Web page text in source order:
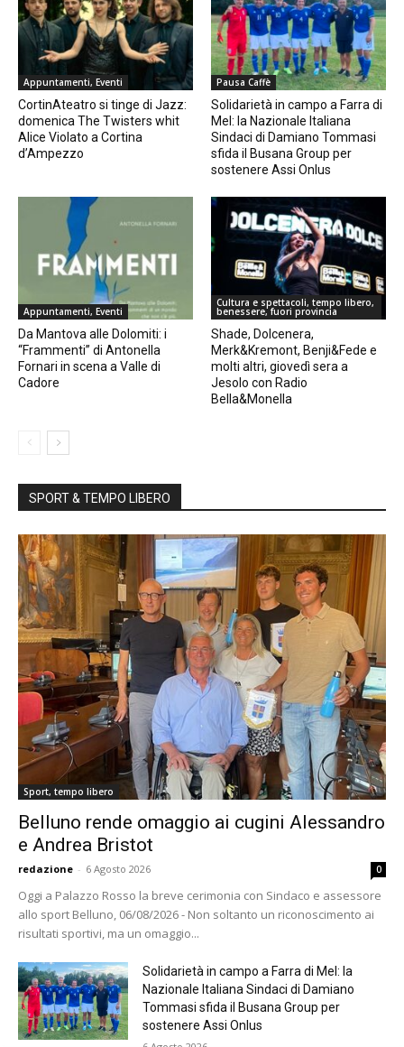
Appuntamenti, Eventi
CortinAteatro si tinge di Jazz:
domenica The Twisters whit
Alice Violato a Cortina
d’Ampezzo
Pausa Caffè
Solidarietà in campo a Farra di
Mel: la Nazionale Italiana
Sindaci di Damiano Tommasi
sfida il Busana Group per
sostenere Assi Onlus
Appuntamenti, Eventi
Da Mantova alle Dolomiti: i
“Frammenti” di Antonella
Fornari in scena a Valle di
Cadore
Cultura e spettacoli, tempo libero,
benessere, fuori provincia
Shade, Dolcenera,
Merk&Kremont, Benji&Fede e
molti altri, giovedì sera a
Jesolo con Radio
Bella&Monella
SPORT & TEMPO LIBERO
Sport, tempo libero
Belluno rende omaggio ai cugini Alessandro
e Andrea Bristot
redazione - 6 Agosto 2026 0
Oggi a Palazzo Rosso la breve cerimonia con Sindaco e assessore
allo sport Belluno, 06/08/2026 - Non soltanto un riconoscimento ai
risultati sportivi, ma un omaggio...
Solidarietà in campo a Farra di Mel: la
Nazionale Italiana Sindaci di Damiano
Tommasi sfida il Busana Group per
sostenere Assi Onlus